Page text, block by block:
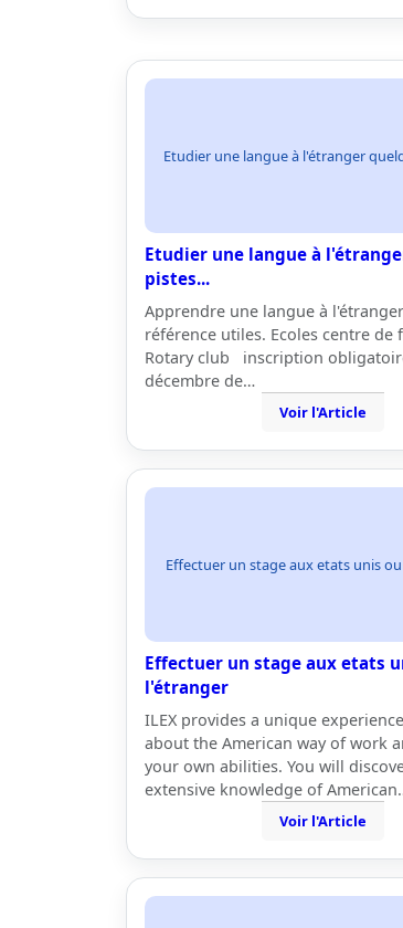
Etudier une langue à l'étranger
Etudier une langue à
pistes...
Apprendre une langue à
référence utiles. Ecoles centre de
Rotary club inscription
décembre de…
Voir l'Article
Effectuer un stage aux etats unis
Effectuer un stage aux etats
l'étranger
ILEX provides a unique
about the American way of work
your own abilities. You will
extensive knowledge of
Voir l'Article